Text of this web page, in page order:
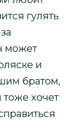
гулять
может
и
братом,
тоже хочет